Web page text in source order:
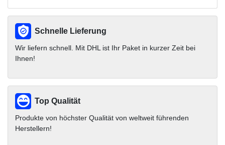
Schnelle Lieferung
Wir liefern schnell. Mit DHL ist Ihr Paket in kurzer Zeit bei
Ihnen!
Top Qualität
Produkte von höchster Qualität von weltweit führenden
Herstellern!